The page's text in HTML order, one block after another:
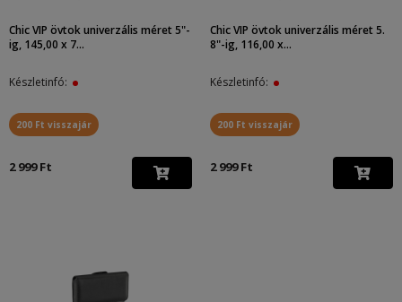
Chic VIP övtok univerzális méret 5"-
ig, 145,00 x 7...
Készletinfó:
200 Ft visszajár
2 999 Ft
Chic VIP övtok univerzális méret 5.
8"-ig, 116,00 x...
Készletinfó:
200 Ft visszajár
2 999 Ft